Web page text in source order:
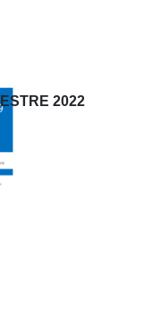
2022